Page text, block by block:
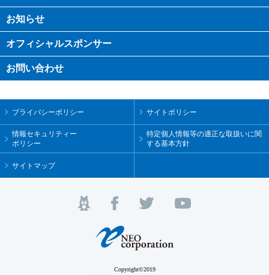
お知らせ
オフィシャルスポンサー
お問い合わせ
プライバシーポリシー サイトポリシー
情報セキュリティー
ポリシー
特定個人情報等の適正な取扱いに関
する基本方針
サイトマップ
Copyright©2019